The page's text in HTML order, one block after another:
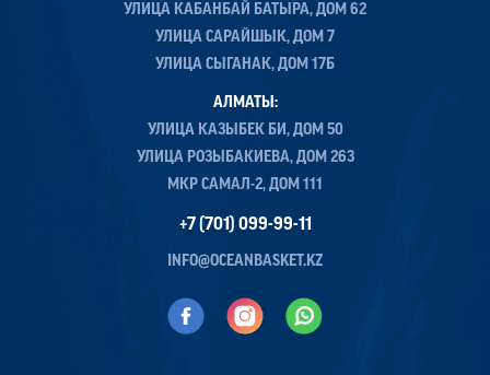
УЛИЦА КАБАНБАЙ БАТЫРА, ДОМ 62
УЛИЦА САРАЙШЫК, ДОМ 7
УЛИЦА СЫГАНАК, ДОМ 17Б
АЛМАТЫ:
УЛИЦА КАЗЫБЕК БИ, ДОМ 50
УЛИЦА РОЗЫБАКИЕВА, ДОМ 263
МКР САМАЛ-2, ДОМ 111
+7 (701) 099-99-11
INFO@OCEANBASKET.KZ